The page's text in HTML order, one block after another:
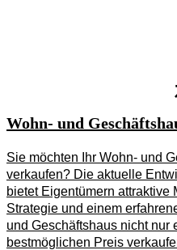
Wohn- und
Sie möchten Ihr Wohn- und
verkaufen? Die aktuelle
bietet Eigentümern attraktive
Strategie und einem
und Geschäftshaus nicht nur
bestmöglichen Preis